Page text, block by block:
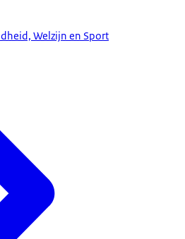
Welzijn en Sport